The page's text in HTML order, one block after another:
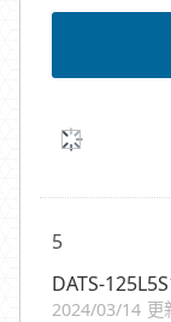
5
DATS-
2024/03/14 更